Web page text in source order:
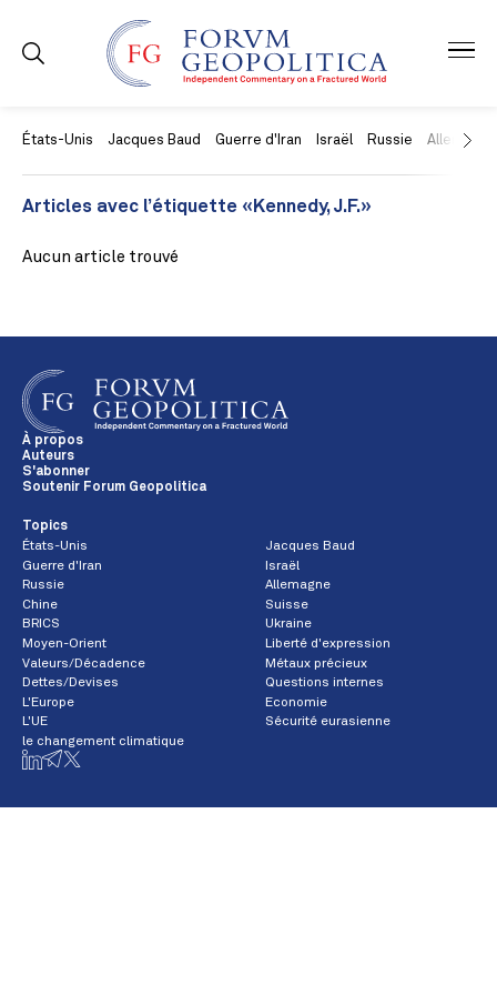
États-Unis Jacques Baud Guerre d'Iran Israël Russie Allemagne
Articles avec l’étiquette «Kennedy, J.F.»
Aucun article trouvé
À propos
Auteurs
S'abonner
Soutenir Forum Geopolitica
Topics
États-Unis
Jacques Baud
Guerre d'Iran
Israël
Russie
Allemagne
Chine
Suisse
BRICS
Ukraine
Moyen-Orient
Liberté d'expression
Valeurs/Décadence
Métaux précieux
Dettes/Devises
Questions internes
L'Europe
Economie
L'UE
Sécurité eurasienne
le changement climatique